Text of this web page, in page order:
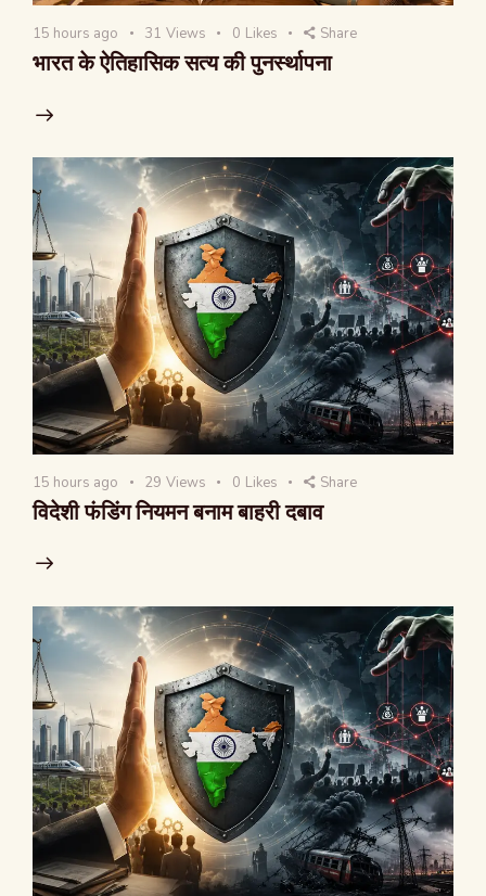
15 hours ago 31 Views 0 Likes Share
भारत के ऐतिहासिक सत्य की पुनर्स्थापना
15 hours ago 29 Views 0 Likes Share
विदेशी फंडिंग नियमन बनाम बाहरी दबाव